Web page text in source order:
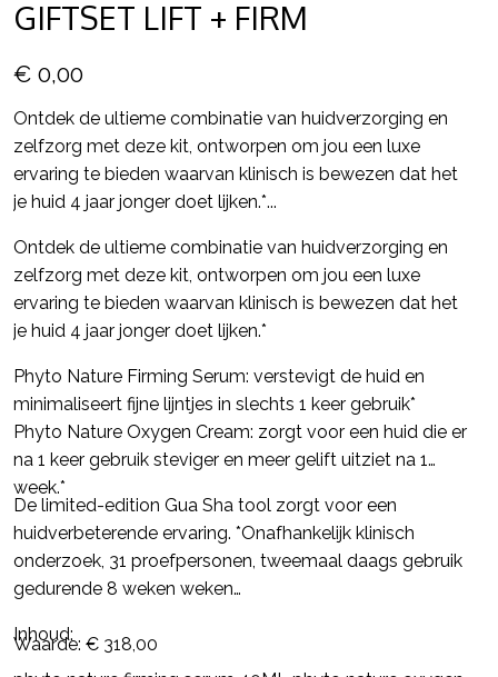
GIFTSET LIFT + FIRM
€ 0,00
Ontdek de ultieme combinatie van huidverzorging en
zelfzorg met deze kit, ontworpen om jou een luxe
ervaring te bieden waarvan klinisch is bewezen dat het
je huid 4 jaar jonger doet lijken.*...
Ontdek de ultieme combinatie van huidverzorging en
zelfzorg met deze kit, ontworpen om jou een luxe
ervaring te bieden waarvan klinisch is bewezen dat het
je huid 4 jaar jonger doet lijken.*
Phyto Nature Firming Serum: verstevigt de huid en
minimaliseert fijne lijntjes in slechts 1 keer gebruik*
Phyto Nature Oxygen Cream: zorgt voor een huid die er
na 1 keer gebruik steviger en meer gelift uitziet na 1
week.*
De limited-edition Gua Sha tool zorgt voor een
huidverbeterende ervaring. *Onafhankelijk klinisch
onderzoek, 31 proefpersonen, tweemaal daags gebruik
gedurende 8 weken weken
Waarde: € 318,00
Inhoud: